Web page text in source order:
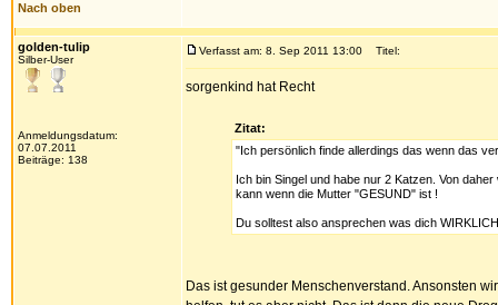
Nach oben
golden-tulip
Silber-User
Anmeldungsdatum:
07.07.2011
Beiträge: 138
Verfasst am: 8. Sep 2011 13:00 Titel:
sorgenkind hat Recht
Zitat:
"Ich persönlich finde allerdings das wenn das
Ich bin Singel und habe nur 2 Katzen. Von
kann wenn die Mutter "GESUND" ist !
Du solltest also ansprechen was dich
Das ist gesunder Menschenverstand. Ansonsten